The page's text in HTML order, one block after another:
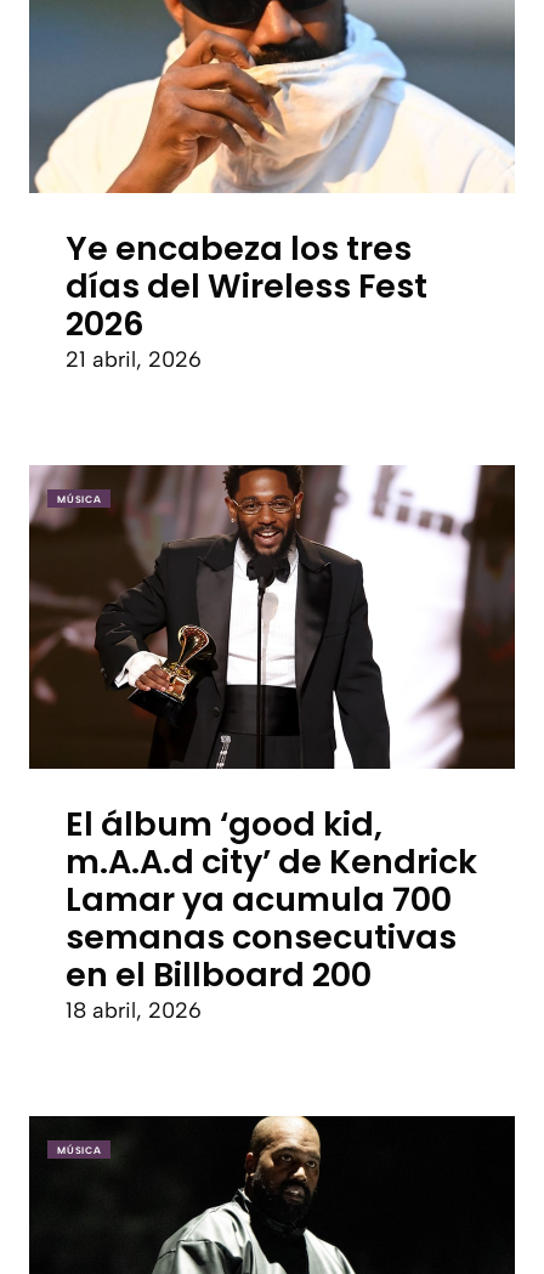
Ye encabeza los tres
días del Wireless Fest
2026
21 abril, 2026
MÚSICA
El álbum ‘good kid,
m.A.A.d city’ de Kendrick
Lamar ya acumula 700
semanas consecutivas
en el Billboard 200
18 abril, 2026
MÚSICA